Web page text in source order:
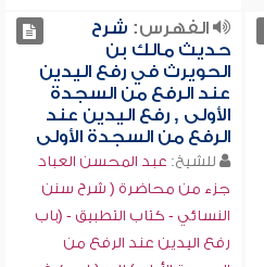
الفهرس: شرح
حديث مالك بن
الحويرث في رفع اليدين
عند الرفع من السجدة
الأولى , رفع اليدين عند
الرفع من السجدة الأولى
للشيخ: عبد المحسن العباد
جزء من محاضرة ( شرح سنن
النسائي - كتاب التطبيق - (باب
رفع اليدين عند الرفع من